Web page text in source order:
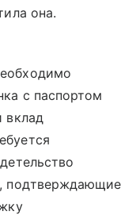
она.
с паспортом
вклад
подтверждающие